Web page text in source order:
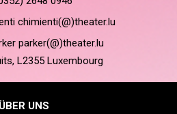
chimienti(@)theater.lu
parker(@)theater.lu
L2355 Luxembourg
ÜBER UNS